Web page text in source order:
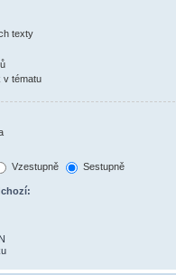
texty
v tématu
Vzestupně
Sestupně